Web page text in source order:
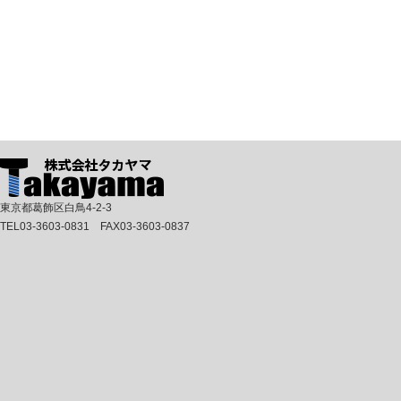
東京都葛飾区白鳥4-2-3
TEL03-3603-0831 FAX03-3603-0837